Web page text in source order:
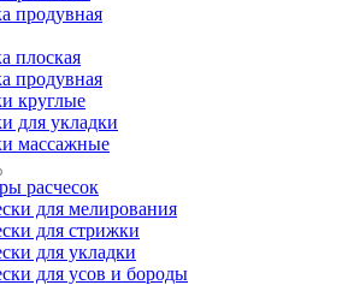
продувная
плоская
продувная
круглые
для укладки
массажные
расчесок
для мелирования
для стрижки
для укладки
для усов и бороды